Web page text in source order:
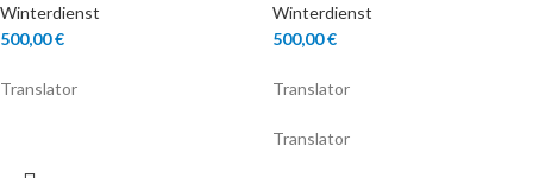
Winterdienst
500,00€
Translator
Winterdienst
500,00€
Translator
Translator